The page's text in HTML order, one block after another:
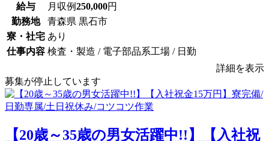
給与 月収例250,000円
勤務地
青森県 黒石市
寮・社宅 あり
仕事内容 検査・製造 / 電子部品系工場 / 日勤
詳細を表示
募集が停止しています
【20歳～35歳の男女活躍中!!】【入社祝